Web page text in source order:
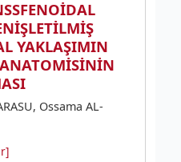
YAKLAŞIMIN
Ossama AL-